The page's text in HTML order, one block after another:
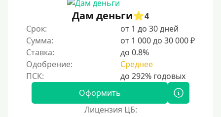
На дебетовую карту
На кредитную карту
На виртуальную карту
На неименную карту
На именную карту
На зарплатную карту
На чужую карту без отказа
Дам деньги
4
Срок:
от 1 до 30 дней
Сумма:
от 1 000 до 30 000 ₽
Ставка:
до 0.8%
Одобрение:
Среднее
Оформить
Лицензия ЦБ: